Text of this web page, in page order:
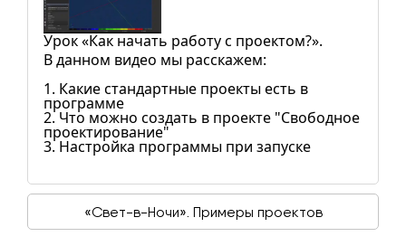
Урок «Как начать работу с проектом?».
В данном видео мы расскажем:
1. Какие стандартные проекты есть в
программе
2. Что можно создать в проекте "Свободное
проектирование"
3. Настройка программы при запуске
«Свет-в-Ночи». Примеры проектов